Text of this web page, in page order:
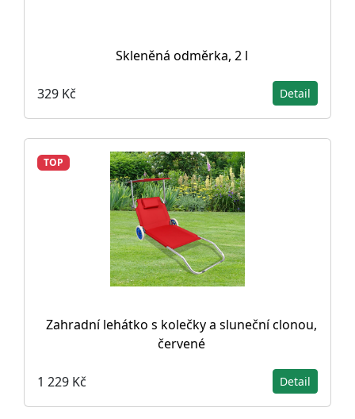
Skleněná odměrka, 2 l
329 Kč Detail
TOP
Zahradní lehátko s kolečky a sluneční clonou,
červené
1 229 Kč Detail